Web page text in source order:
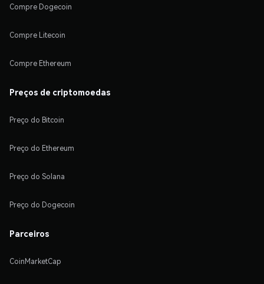
Compre Dogecoin
Compre Litecoin
Compre Ethereum
Preços de criptomoedas
Preço do Bitcoin
Preço do Ethereum
Preço do Solana
Preço do Dogecoin
Parceiros
CoinMarketCap